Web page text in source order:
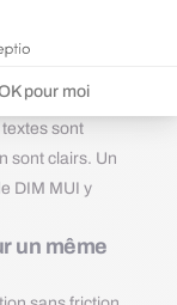
pour moi
vos Options
vos paramètres
et renforcent
parler : les
sont
sont clairs. Un
DIM MUI y
un même